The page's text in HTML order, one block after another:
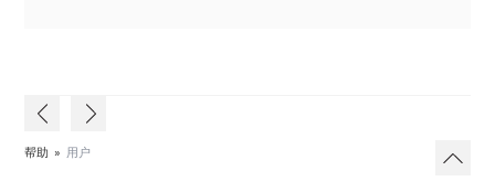
帮助 » 用户